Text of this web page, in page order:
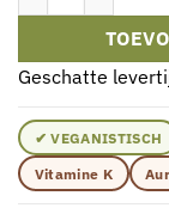
Geschatte
✔ VEGANISTISCH
Vitamine K